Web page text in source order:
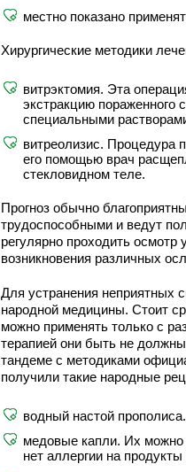
местно показано
Хирургические методики
витрэктомия. Эта
экстракцию пораженного
специальными
витреолизис. Процедура
его помощью врач
стекловидном теле.
Прогноз обычно
трудоспособными и ведут
регулярно проходить
возникновения различных
Для устранения неприятных
народной медицины. Стоит
можно применять только с
терапией они быть не
тандеме с методиками
получили такие народные
водный настой
медовые капли. Их можно
нет аллергии на